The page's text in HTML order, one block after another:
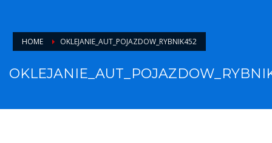
HOME OKLEJANIE_AUT_POJAZDOW_RYBNIK452